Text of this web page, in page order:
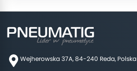
Wejherowska 37A, 84-240 Reda, Polska